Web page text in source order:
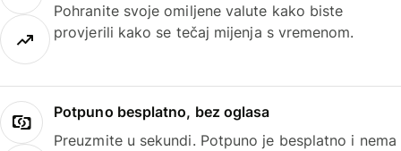
Pohranite svoje omiljene valute kako biste
provjerili kako se tečaj mijenja s vremenom.
Potpuno besplatno, bez oglasa
Preuzmite u sekundi. Potpuno je besplatno i nema